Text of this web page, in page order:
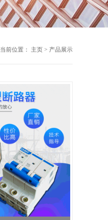
当前位置： 主页 > 产品展示